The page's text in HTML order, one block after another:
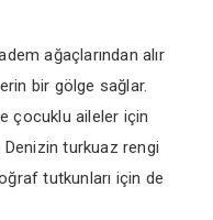
ağaçlarından alır
bir gölge sağlar.
çocuklu aileler için
turkuaz rengi
tutkunları için de